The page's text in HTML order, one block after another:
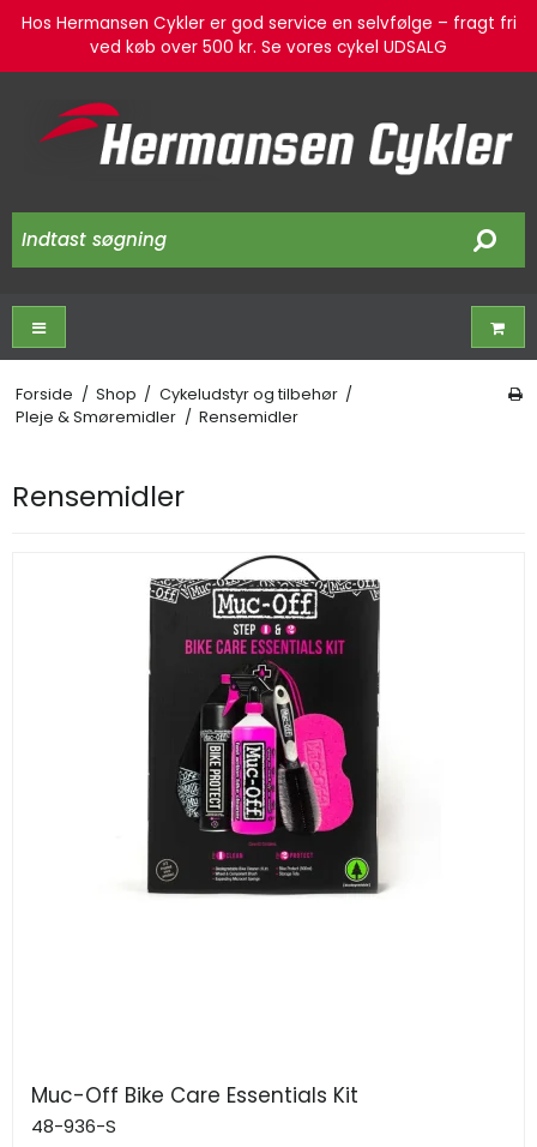
Hos Hermansen Cykler er god service en selvfølge – fragt fri
ved køb over 500 kr. Se vores cykel UDSALG
Forside / Shop / Cykeludstyr og tilbehør /
Pleje & Smøremidler / Rensemidler
Rensemidler
Muc-Off Bike Care Essentials Kit
48-936-S